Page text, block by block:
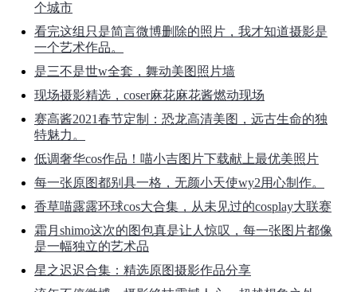
个城市
看完这组只是简言微博删除的照片，我才知道摄影是
一个艺术作品。
是三不是世w全套，舞动美图照片墙
现场摄影精选，coser麻花麻花酱燃动现场
赛高酱2021春节定制：恐龙高清美图，远古生命的独
特魅力。
低调奢华cos作品！喵小吉图片下载献上最优美照片
每一张原图都别具一格，无颜小天使wy2用心制作。
香草喵露露环球cos大合集，从未见过的cosplay大联赛
霜月shimo这次的图包真是让人惊叹，每一张图片都像
是一幅独立的艺术品
星之迟迟合集：精选原图摄影作品分享